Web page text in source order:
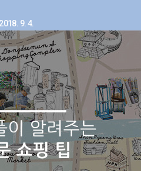
2018. 9. 4.